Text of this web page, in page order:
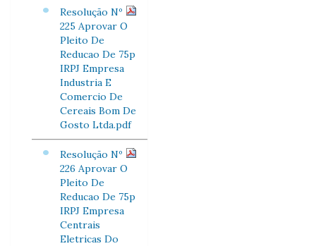
Resolução Nº
225 Aprovar O
Pleito De
Reducao De 75p
IRPJ Empresa
Industria E
Comercio De
Cereais Bom De
Gosto Ltda.pdf
Resolução Nº
226 Aprovar O
Pleito De
Reducao De 75p
IRPJ Empresa
Centrais
Eletricas Do